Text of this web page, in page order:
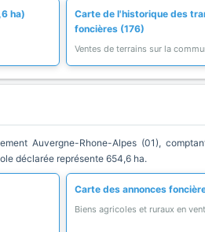
ha)
Carte de l'historique des
foncières (176)
Ventes de terrains sur la
Auvergne-Rhone-Alpes (01),
déclarée représente 654,6 ha.
Carte des annonces
Biens agricoles et ruraux en